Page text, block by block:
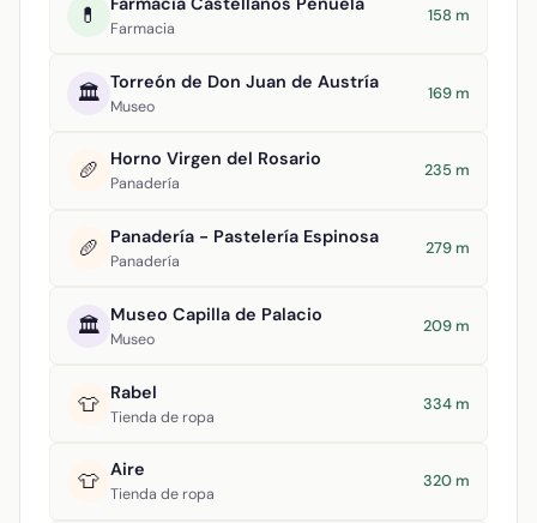
💊 Farmacia
158 m
🏛️ Torreón de Don Juan de Austría
Museo
169 m
🥖 Horno Virgen del Rosario
Panadería
235 m
🥖 Panadería - Pastelería Espinosa
Panadería
279 m
🏛️ Museo Capilla de Palacio
Museo
209 m
👕 Rabel
Tienda de ropa
334 m
👕 Aire
Tienda de ropa
320 m